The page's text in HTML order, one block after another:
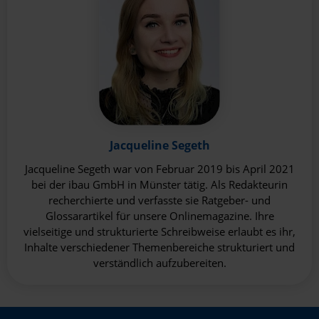
Jacqueline Segeth
Jacqueline Segeth war von Februar 2019 bis April 2021
bei der ibau GmbH in Münster tätig. Als Redakteurin
recherchierte und verfasste sie Ratgeber- und
Glossarartikel für unsere Onlinemagazine. Ihre
vielseitige und strukturierte Schreibweise erlaubt es ihr,
Inhalte verschiedener Themenbereiche strukturiert und
verständlich aufzubereiten.